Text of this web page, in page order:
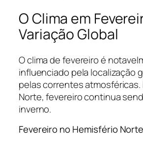
O Clima em
Variação Global
O clima de fevereiro é
influenciado pela localização
pelas correntes atmosféricas.
Norte, fevereiro continua
inverno.
Fevereiro no Hemisfério Norte